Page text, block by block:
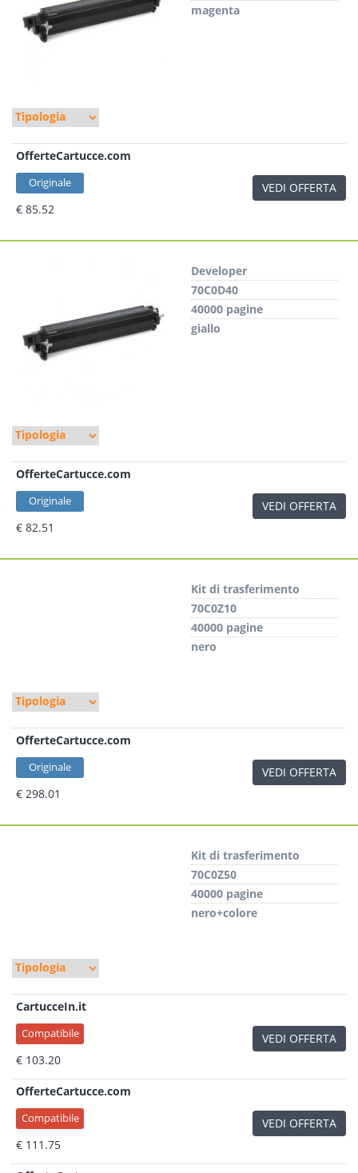
magenta
OfferteCartucce.com
Originale
€ 85.52
VEDI OFFERTA
Developer
70C0D40
40000 pagine
giallo
OfferteCartucce.com
Originale
€ 82.51
VEDI OFFERTA
Kit di trasferimento
70C0Z10
40000 pagine
nero
OfferteCartucce.com
Originale
€ 298.01
VEDI OFFERTA
Kit di trasferimento
70C0Z50
40000 pagine
nero+colore
CartucceIn.it
Compatibile
€ 103.20
VEDI OFFERTA
OfferteCartucce.com
Compatibile
€ 111.75
VEDI OFFERTA